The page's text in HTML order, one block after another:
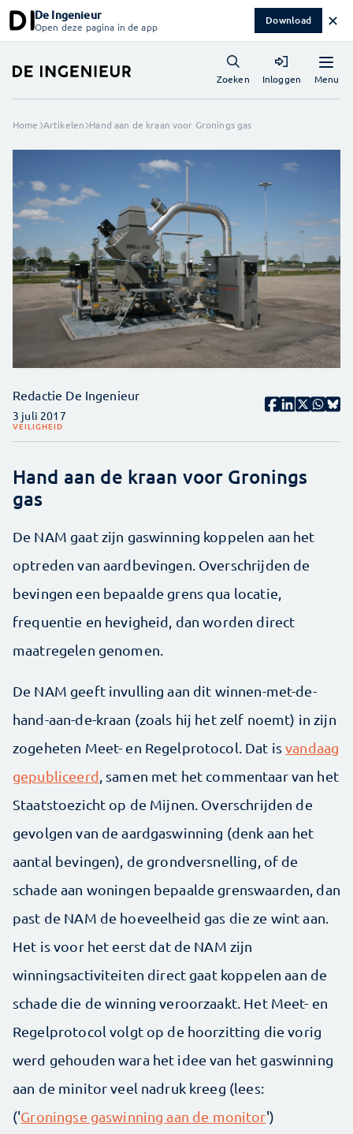
De Ingenieur
Open deze pagina in de app Download ✕
Menu
Zoeken Inloggen
Home Artikelen Hand aan de kraan voor Gronings gas
Redactie De Ingenieur
3 juli 2017
VEILIGHEID
Hand aan de kraan voor Gronings
gas
De NAM gaat zijn gaswinning koppelen aan het
optreden van aardbevingen. Overschrijden de
bevingen een bepaalde grens qua locatie,
frequentie en hevigheid, dan worden direct
maatregelen genomen.
De NAM geeft invulling aan dit winnen-met-de-
hand-aan-de-kraan (zoals hij het zelf noemt) in zijn
zogeheten Meet- en Regelprotocol. Dat isvandaag
gepubliceerd, samen met het commentaar van het
Staatstoezicht op de Mijnen. Overschrijden de
gevolgen van de aardgaswinning (denk aan het
aantal bevingen), de grondversnelling, of de
schade aan woningen bepaalde grenswaarden, dan
past de NAM de hoeveelheid gas die ze wint aan.
Het is voor het eerst dat de NAM zijn
winningsactiviteiten direct gaat koppelen aan de
schade die de winning veroorzaakt. Het Meet- en
Regelprotocol volgt op de hoorzitting die vorig
werd gehouden wara het idee van het gaswinning
aan de minitor veel nadruk kreeg (lees:
('Groningse gaswinning aan de monitor')